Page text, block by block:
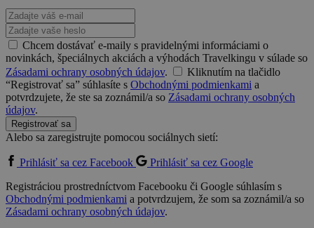
Chcem dostávať e-maily s pravidelnými informáciami o
novinkách, špeciálnych akciách a výhodách Travelkingu v súlade so
Zásadami ochrany osobných údajov.
Kliknutím na tlačidlo
“Registrovať sa” súhlasíte s Obchodnými podmienkami a
potvrdzujete, že ste sa zoznámil/a so Zásadami ochrany osobných
údajov.
Registrovať sa
Alebo sa zaregistrujte pomocou sociálnych sietí:
Prihlásiť sa cez Facebook
Prihlásiť sa cez Google
Registráciou prostredníctvom Facebooku či Google súhlasím s
Obchodnými podmienkami a potvrdzujem, že som sa zoznámil/a so
Zásadami ochrany osobných údajov.